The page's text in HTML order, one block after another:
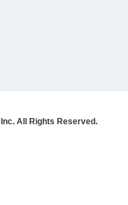
All Rights Reserved.